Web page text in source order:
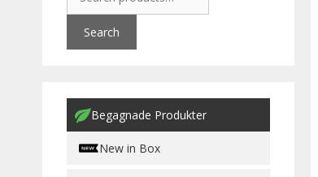
Search
Begagnade Produkter
New in Box